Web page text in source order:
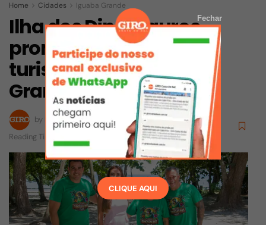
Home Cidades Iguaba Grande
Ilha dos Dinossauros
promete fomentar
turismo em Iguaba
Grande
by Redação
10/02/2025
Reading Time: 1 mins read
CLIQUE AQUI
Fechar